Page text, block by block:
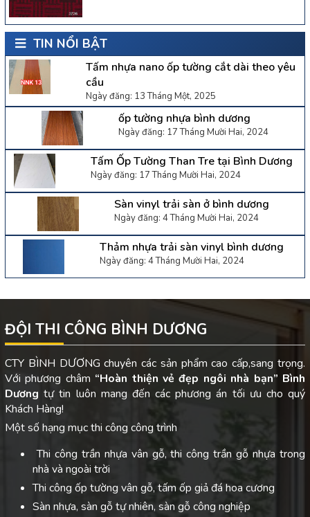
TIN NỔI BẬT
Tấm nhựa nano ốp tường cắt dài theo yêu
cầu
Ngày đăng: 13 Tháng Một, 2025
ốp tường nhựa bình dương
Ngày đăng: 17 Tháng Mười Hai, 2024
Tấm Ốp Tường Than Tre tại Bình Dương
Ngày đăng: 17 Tháng Mười Hai, 2024
Sàn vinyl trải sàn ở bình dương
Ngày đăng: 4 Tháng Mười Hai, 2024
Thảm nhựa trải sàn vinyl bình dương
Ngày đăng: 4 Tháng Mười Hai, 2024
ĐỘI THI CÔNG BÌNH DƯƠNG
CTY BÌNH DƯƠNG chuyên các sản phẩm cao cấp,sang trọng.
Với phương châm “Hoàn thiện vẻ đẹp ngôi nhà bạn” Bình
Dươngtự tin luôn mang đến các phương án tối ưu cho quý
Khách Hàng!
Một số hạng mục thi công công trình
Thi công trần nhựa vân gỗ, thi công trần gỗ nhựa trong
nhà và ngoài trời
Thi công ốp tường vân gỗ, tấm ốp giả đá hoa cương
Sàn nhựa, sàn gỗ tự nhiên, sàn gỗ công nghiệp